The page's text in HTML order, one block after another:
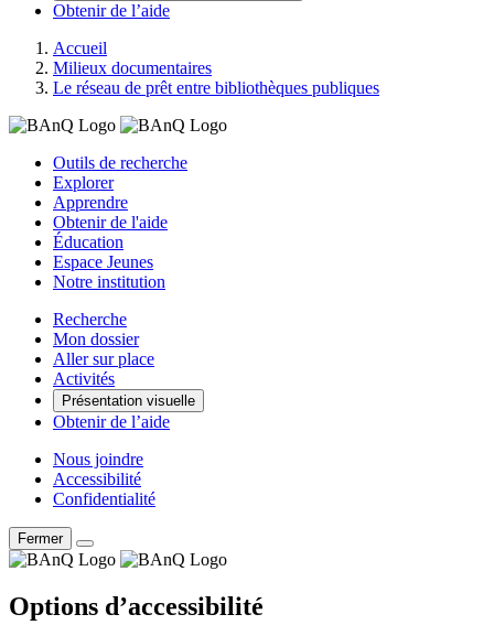
Obtenir de l’aide
Accueil
Milieux documentaires
Le réseau de prêt entre bibliothèques publiques
Outils de recherche
Explorer
Apprendre
Obtenir de l'aide
Éducation
Espace Jeunes
Notre institution
Recherche
Mon dossier
Aller sur place
Activités
Présentation visuelle
Obtenir de l’aide
Nous joindre
Accessibilité
Confidentialité
Fermer
Options d’accessibilité